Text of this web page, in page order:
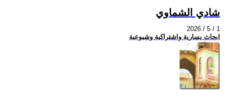
شادي الشماوي
2026 / 5 / 1
ابحاث يسارية واشتراكية وشيوعية